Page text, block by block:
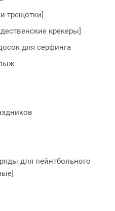
трещотки]
крекеры]
для серфинга
для пейнтбольного